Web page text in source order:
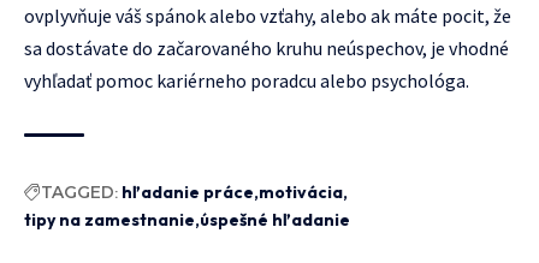
ovplyvňuje váš spánok alebo vzťahy, alebo ak máte pocit, že
sa dostávate do začarovaného kruhu neúspechov, je vhodné
vyhľadať pomoc kariérneho poradcu alebo psychológa.
TAGGED: hľadanie práce motivácia
tipy na zamestnanie úspešné hľadanie